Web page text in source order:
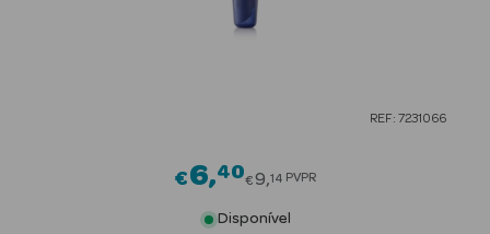
REF: 7231066
€6 40Price reduced from
€9 14 PVPR
Disponível